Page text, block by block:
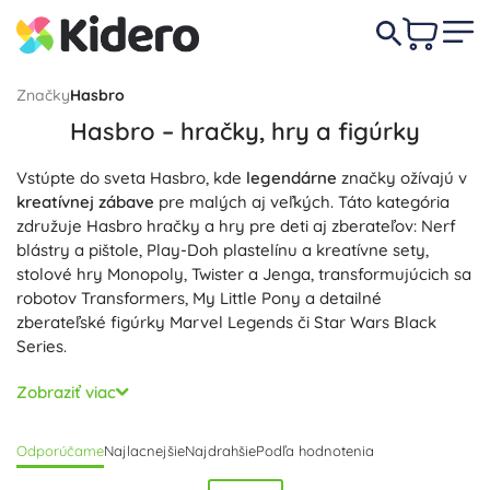
ZnačkyHasbro
Hasbro – hračky, hry a figúrky
Vstúpte do sveta Hasbro, kde legendárne značky ožívajú v
kreatívnej zábave pre malých aj veľkých. Táto kategória
združuje Hasbro hračky a hry pre deti aj zberateľov: Nerf
blástry a pištole, Play-Doh plastelínu a kreatívne sety,
stolové hry Monopoly, Twister a Jenga, transformujúcich sa
robotov Transformers, My Little Pony a detailné
zberateľské figúrky Marvel Legends či Star Wars Black
Series.
Hasbro boduje
materiálmia premysleným dizajnom. Play-Doh podporuje
tímovú hru, stolové hry ako Monopoly učia stratégii a
spolupráci a Transformers figúrky podnecujú predstavivosť
Zobraziť viac
OdporúčameNajlacnejšieNajdrahšiePodľa hodnotenia